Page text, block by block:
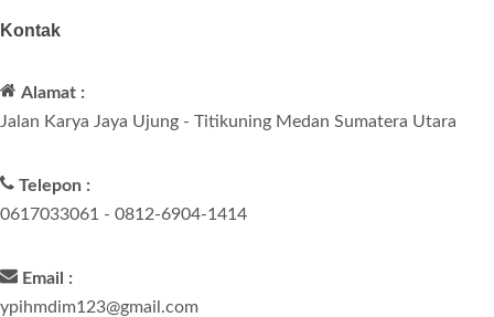
Kontak
Alamat :
Jalan Karya Jaya Ujung - Titikuning Medan Sumatera Utara
Telepon :
0617033061 - 0812-6904-1414
Email :
ypihmdim123@gmail.com